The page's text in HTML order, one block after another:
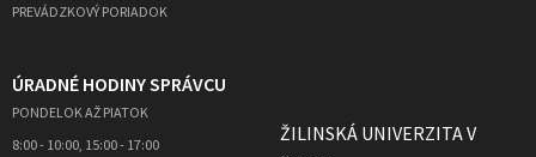
PREVÁDZKOVÝ PORIADOK
ÚRADNÉ HODINY SPRÁVCU
PONDELOK AŽ PIATOK
8:00 - 10:00, 15:00 - 17:00
ŽILINSKÁ UNIVERZITA V